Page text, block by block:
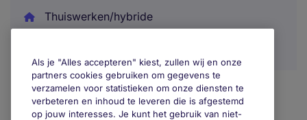
Thuiswerken/hybride
Als je "Alles accepteren" kiest, zullen wij en onze
partners cookies gebruiken om gegevens te
verzamelen voor statistieken om onze diensten te
verbeteren en inhoud te leveren die is afgestemd
op jouw interesses. Je kunt het gebruik van niet-